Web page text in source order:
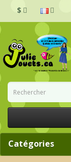
$
Catégories